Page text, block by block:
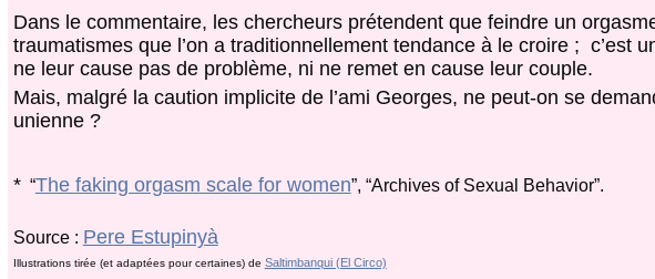
Dans le commentaire, les chercheurs prétendent que feindre un
traumatismes que l’on a traditionnellement tendance à le croire ; c’est
ne leur cause pas de problème, ni ne remet en cause leur couple.
Mais, malgré la caution implicite de l’ami Georges, ne peut-on se
unienne ?
* “The faking orgasm scale for women”, “Archives of Sexual Behavior”.
Source : Pere Estupinyà
Illustrations tirée (et adaptées pour certaines) de Saltimbanqui (El Circo)